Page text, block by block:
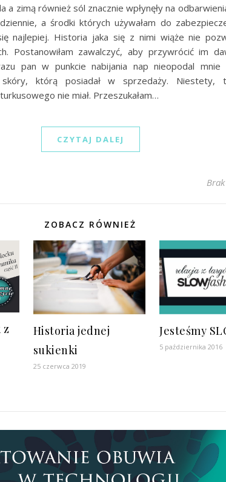
a zimą również sól znacznie wpłynęły na
a środki których używałam do
najlepiej. Historia jaka się z nimi wiąże nie
Postanowiłam zawalczyć, aby przywrócić im
pan w punkcie nabijania nap nieopodal mnie
którą posiadał w sprzedaży. Niestety,
nie miał. Przeszukałam…
CZYTAJ DALEJ
ZOBACZ RÓWNIEŻ
z
Historia jednej
sukienki
25 czerwca 2019
Jesteśmy
5 października 2016